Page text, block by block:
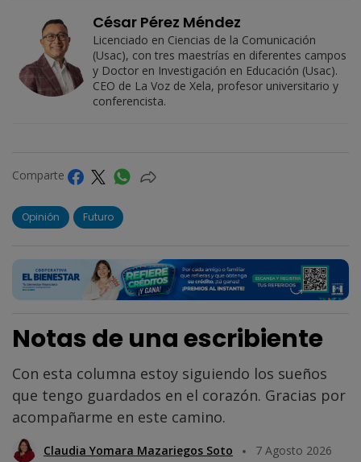
César Pérez Méndez
Licenciado en Ciencias de la Comunicación
(Usac), con tres maestrías en diferentes campos
y Doctor en Investigación en Educación (Usac).
CEO de La Voz de Xela, profesor universitario y
conferencista.
Comparte
Opinión Futuro
Notas de una escribiente
Con esta columna estoy siguiendo los sueños
que tengo guardados en el corazón. Gracias por
acompañarme en este camino.
Claudia Yomara Mazariegos Soto
7 Agosto 2026